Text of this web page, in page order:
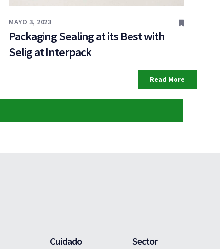
MAYO 3, 2023
Packaging Sealing at its Best with
Selig at Interpack
Read More
Cuidado
Sector